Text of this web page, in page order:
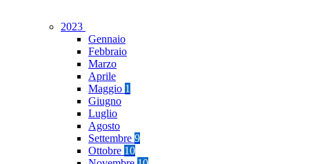
2023
Gennaio
Febbraio
Marzo
Aprile
Maggio 1
Giugno
Luglio
Agosto
Settembre 9
Ottobre 10